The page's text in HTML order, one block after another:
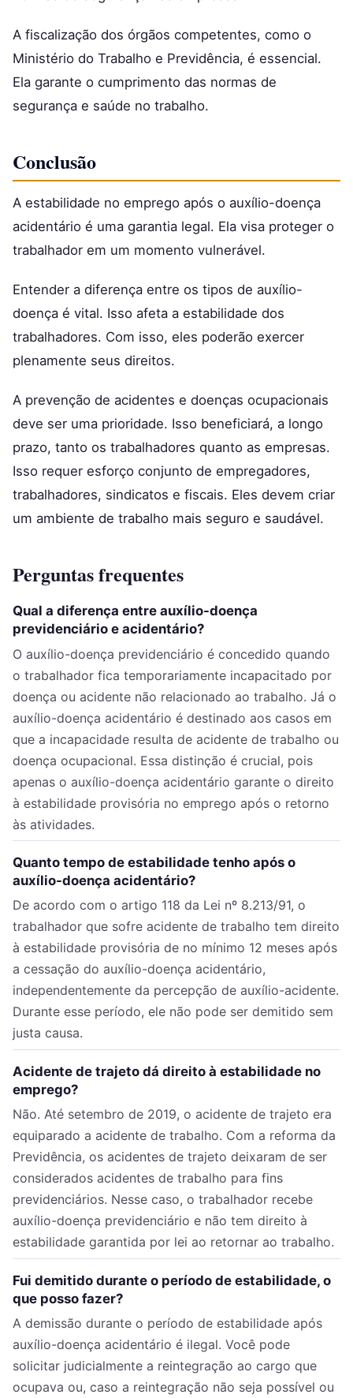
A fiscalização dos órgãos competentes, como o
Ministério do Trabalho e Previdência, é essencial.
Ela garante o cumprimento das normas de
segurança e saúde no trabalho.
Conclusão
A estabilidade no emprego após o auxílio-doença
acidentário é uma garantia legal. Ela visa proteger o
trabalhador em um momento vulnerável.
Entender a diferença entre os tipos de auxílio-
doença é vital. Isso afeta a estabilidade dos
trabalhadores. Com isso, eles poderão exercer
plenamente seus direitos.
A prevenção de acidentes e doenças ocupacionais
deve ser uma prioridade. Isso beneficiará, a longo
prazo, tanto os trabalhadores quanto as empresas.
Isso requer esforço conjunto de empregadores,
trabalhadores, sindicatos e fiscais. Eles devem criar
um ambiente de trabalho mais seguro e saudável.
Perguntas frequentes
Qual a diferença entre auxílio-doença
previdenciário e acidentário?
O auxílio-doença previdenciário é concedido quando
o trabalhador fica temporariamente incapacitado por
doença ou acidente não relacionado ao trabalho. Já o
auxílio-doença acidentário é destinado aos casos em
que a incapacidade resulta de acidente de trabalho ou
doença ocupacional. Essa distinção é crucial, pois
apenas o auxílio-doença acidentário garante o direito
à estabilidade provisória no emprego após o retorno
às atividades.
Quanto tempo de estabilidade tenho após o
auxílio-doença acidentário?
De acordo com o artigo 118 da Lei nº 8.213/91, o
trabalhador que sofre acidente de trabalho tem direito
à estabilidade provisória de no mínimo 12 meses após
a cessação do auxílio-doença acidentário,
independentemente da percepção de auxílio-acidente.
Durante esse período, ele não pode ser demitido sem
justa causa.
Acidente de trajeto dá direito à estabilidade no
emprego?
Não. Até setembro de 2019, o acidente de trajeto era
equiparado a acidente de trabalho. Com a reforma da
Previdência, os acidentes de trajeto deixaram de ser
considerados acidentes de trabalho para fins
previdenciários. Nesse caso, o trabalhador recebe
auxílio-doença previdenciário e não tem direito à
estabilidade garantida por lei ao retornar ao trabalho.
Fui demitido durante o período de estabilidade, o
que posso fazer?
A demissão durante o período de estabilidade após
auxílio-doença acidentário é ilegal. Você pode
solicitar judicialmente a reintegração ao cargo que
ocupava ou, caso a reintegração não seja possível ou